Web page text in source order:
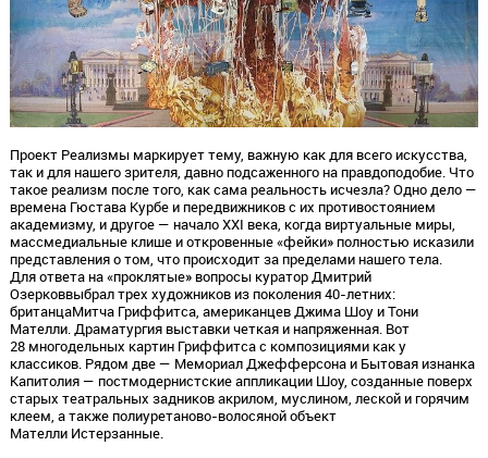
Проект Реализмы маркирует тему, важную как для всего искусства,
так и для нашего зрителя, давно подсаженного на правдоподобие. Что
такое реализм после того, как сама реальность исчезла? Одно дело —
времена Гюстава Курбе и передвижников с их противостоянием
академизму, и другое — начало XXI века, когда виртуальные миры,
массмедиальные клише и откровенные «фейки» полностью исказили
представления о том, что происходит за пределами нашего тела.
Для ответа на «проклятые» вопросы куратор Дмитрий
Озерковвыбрал трех художников из поколения 40-летних:
британцаМитча Гриффитса, американцев Джима Шоу и Тони
Мателли. Драматургия выставки четкая и напряженная. Вот
28 многодельных картин Гриффитса с композициями как у
классиков. Рядом две — Мемориал Джефферсона и Бытовая изнанка
Капитолия — постмодернистские аппликации Шоу, созданные поверх
старых театральных задников акрилом, муслином, леской и горячим
клеем, а также полиуретаново-волосяной объект
Мателли Истерзанные.